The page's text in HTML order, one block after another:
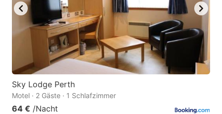
Sky Lodge Perth
Motel · 2 Gäste · 1 Schlafzimmer
64 € /Nacht